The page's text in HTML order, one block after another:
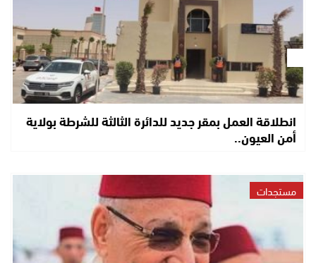
انطلاقة العمل بمقر جديد للدائرة الثالثة للشرطة بولاية
أمن العيون..
مستجدات